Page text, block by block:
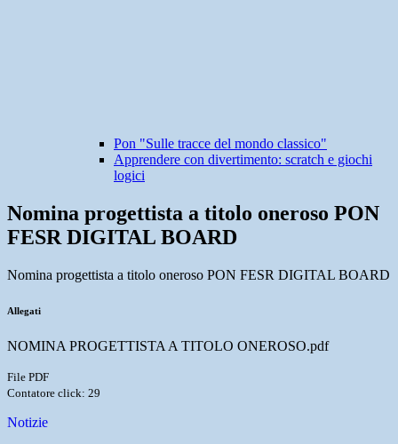
Pon "Sulle tracce del mondo classico"
Apprendere con divertimento: scratch e giochi
logici
Nomina progettista a titolo oneroso PON
FESR DIGITAL BOARD
Nomina progettista a titolo oneroso PON FESR DIGITAL BOARD
Allegati
NOMINA PROGETTISTA A TITOLO ONEROSO.pdf
File PDF
Contatore click: 29
Notizie